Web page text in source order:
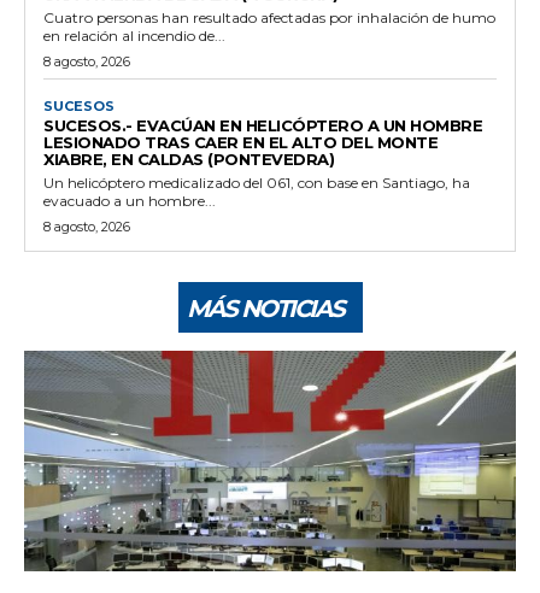
Cuatro personas han resultado afectadas por inhalación de humo
en relación al incendio de...
8 agosto, 2026
SUCESOS
SUCESOS.- EVACÚAN EN HELICÓPTERO A UN HOMBRE
LESIONADO TRAS CAER EN EL ALTO DEL MONTE
XIABRE, EN CALDAS (PONTEVEDRA)
Un helicóptero medicalizado del 061, con base en Santiago, ha
evacuado a un hombre...
8 agosto, 2026
MÁS NOTICIAS